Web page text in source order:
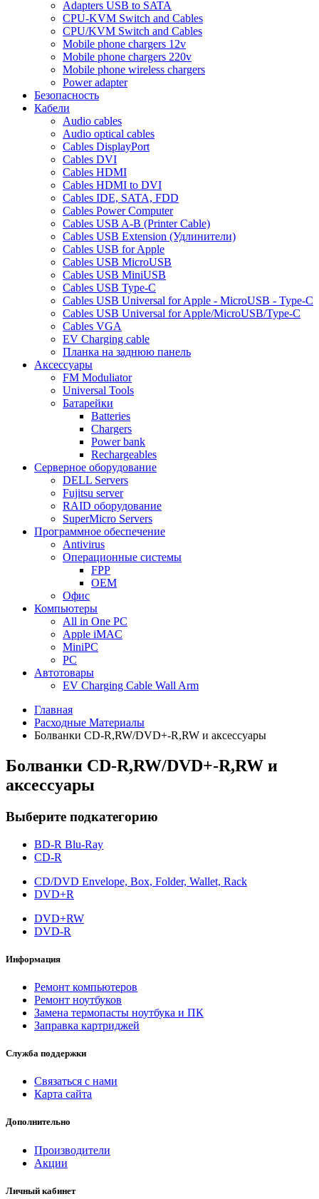
Adapters USB to SATA
CPU-KVM Switch and Cables
CPU/KVM Switch and Cables
Mobile phone chargers 12v
Mobile phone chargers 220v
Mobile phone wireless chargers
Power adapter
Безопасность
Кабели
Audio cables
Audio optical cables
Cables DisplayPort
Cables DVI
Cables HDMI
Cables HDMI to DVI
Cables IDE, SATA, FDD
Cables Power Computer
Cables USB A-B (Printer Cable)
Cables USB Extension (Удлинители)
Cables USB for Apple
Cables USB MicroUSB
Cables USB MiniUSB
Cables USB Type-C
Cables USB Universal for Apple - MicroUSB - Type-C
Cables USB Universal for Apple/MicroUSB/Type-C
Cables VGA
EV Charging cable
Планка на заднюю панель
Аксессуары
FM Moduliator
Universal Tools
Батарейки
Batteries
Chargers
Power bank
Rechargeables
Серверное оборудование
DELL Servers
Fujitsu server
RAID оборудование
SuperMicro Servers
Программное обеспечение
Antivirus
Операционные системы
FPP
OEM
Офис
Компьютеры
All in One PC
Apple iMAC
MiniPC
PC
Автотовары
EV Charging Cable Wall Arm
Главная
Расходные Материалы
Болванки CD-R,RW/DVD+-R,RW и аксессуары
Болванки CD-R,RW/DVD+-R,RW и
аксессуары
Выберите подкатегорию
BD-R Blu-Ray
CD-R
CD/DVD Envelope, Box, Folder, Wallet, Rack
DVD+R
DVD+RW
DVD-R
Информация
Ремонт компьютеров
Ремонт ноутбуков
Замена термопасты ноутбука и ПК
Заправка картриджей
Служба поддержки
Связаться с нами
Карта сайта
Дополнительно
Производители
Акции
Личный кабинет